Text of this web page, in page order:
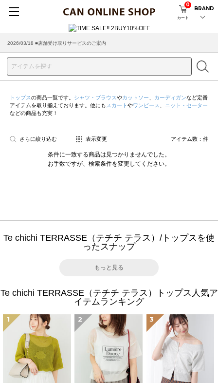
カート
0
BRAND
2026/03/18 ■店舗受け取りサービスのご案内
トップスの商品一覧です。 シャツ・ブラウスやカットソー カーディガンなど定番
アイテムを取り揃えております。他にも スカート やワンピース
ニット・セーター
などの商品も充実！
さらに絞り込む 表示変更 アイテム数： 件
条件に一致する商品は見つかりませんでした。
お手数ですが、検索条件を変更してください。
Te chichi TERRASSE（テチチ テラス）/トップスを使
ったスナップ
もっと見る
Te chichi TERRASSE（テチチ テラス）トップス人気ア
イテムランキング
1 2 3